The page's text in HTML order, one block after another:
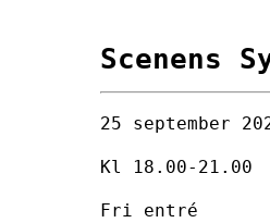
Scenens
25 september
Kl 18.00-21.00
Fri entré